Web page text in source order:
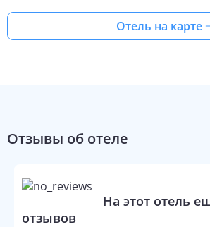
гладильные услуги, прокат автомобилей,
Персонал отеля говорит на английском.
Отель на карте
Отзывы об отеле
На этот отель
отзывов